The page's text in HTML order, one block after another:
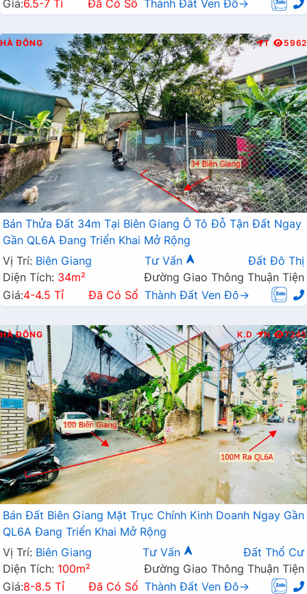
Giá:6.5-7 Tỉ Đã Có Sổ Thành Đất Ven Đô→
HÀ ĐÔNG T 5962
Bán Thửa Đất 34m Tại Biên Giang Ô Tô Đỗ Tận Đất Ngay
Gần QL6A Đang Triển Khai Mở Rộng
Vị Trí: Biên Giang Tư Vấn
Đất Đô Thị
Diện Tích: 34m²
Đường Giao Thông Thuận Tiện
Giá:4-4.5 Tỉ Đã Có Sổ Thành Đất Ven Đô→
HÀ ĐÔNG K.D N 7245
Bán Đất Biên Giang Mặt Trục Chính Kinh Doanh Ngay Gần
QL6A Đang Triển Khai Mở Rộng
Vị Trí: Biên Giang Tư Vấn
Đất Thổ Cư
Diện Tích: 100m²
Đường Giao Thông Thuận Tiện
Giá:8-8.5 Tỉ Đã Có Sổ Thành Đất Ven Đô→